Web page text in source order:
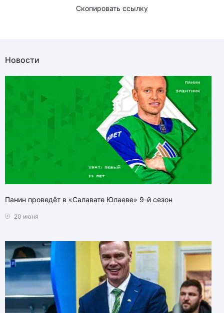
Скопировать ссылку
Новости
Панин проведёт в «Салавате Юлаеве» 9-й сезон
20 июня